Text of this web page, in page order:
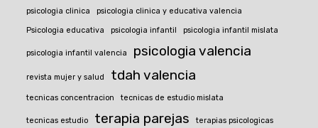
psicologia clinica psicologia clinica y educativa valencia
Psicologia educativa psicologia infantil psicologia infantil mislata
psicologia infantil valencia psicologia valencia
revista mujer y salud tdah valencia
tecnicas concentracion tecnicas de estudio mislata
tecnicas estudio terapia parejas terapias psicologicas